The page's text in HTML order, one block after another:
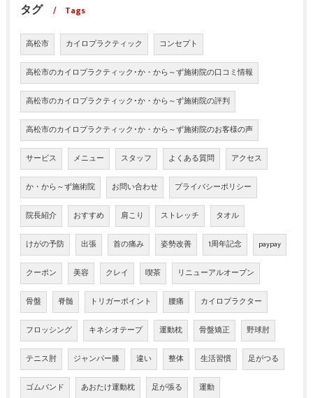
タグ Tags
高松市 カイロプラクティック コンセプト
高松市のカイロプラクティック･か・から～ず施術院の口コミ情報
高松市のカイロプラクティック･か・から～ず施術院の評判
高松市のカイロプラクティック･か・から～ず施術院のお客様の声
サービス メニュー スタッフ よくある質問 アクセス
か・から～ず施術院 お問い合わせ プライバシーポリシー
院長紹介 おすすめ 肩こり ストレッチ タオル
けがの予防 出張 首の痛み 姿勢改善 1周年記念 paypay
クーポン 美容 クレイ 喫茶 リニューアルオープン
骨盤 脊髄 トリガーポイント 腰痛 カイロプラクター
フロッシング キネシオテープ 運動枕 骨盤矯正 野球肘
テニス肘 ジャンパー膝 違い 整体 生活習慣 足がつる
ゴムバンド あおたけ運動枕 足が張る 運動